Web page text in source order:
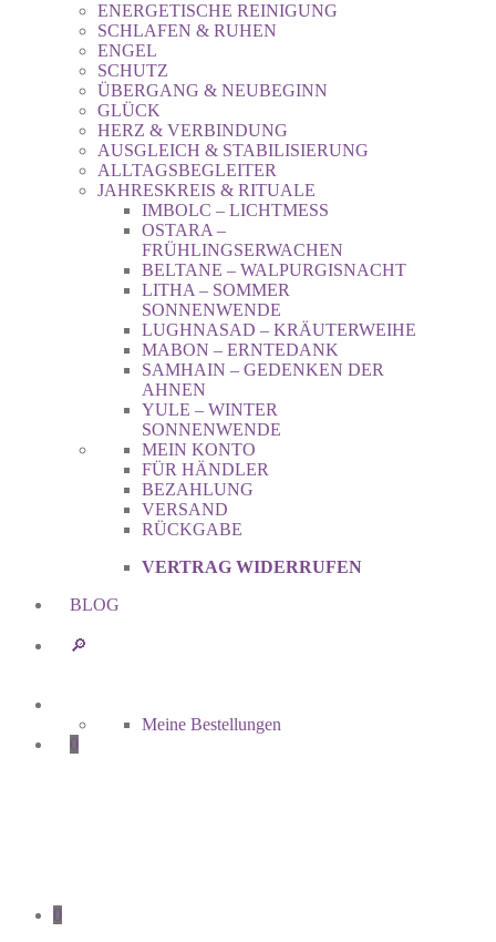
ENERGETISCHE REINIGUNG
SCHLAFEN & RUHEN
ENGEL
SCHUTZ
ÜBERGANG & NEUBEGINN
GLÜCK
HERZ & VERBINDUNG
AUSGLEICH & STABILISIERUNG
ALLTAGSBEGLEITER
JAHRESKREIS & RITUALE
IMBOLC – LICHTMESS
OSTARA –
FRÜHLINGSERWACHEN
BELTANE – WALPURGISNACHT
LITHA – SOMMER
SONNENWENDE
LUGHNASAD – KRÄUTERWEIHE
MABON – ERNTEDANK
SAMHAIN – GEDENKEN DER
AHNEN
YULE – WINTER
SONNENWENDE
MEIN KONTO
FÜR HÄNDLER
BEZAHLUNG
VERSAND
RÜCKGABE
VERTRAG WIDERRUFEN
BLOG
🔎︎
Meine Bestellungen
0
0